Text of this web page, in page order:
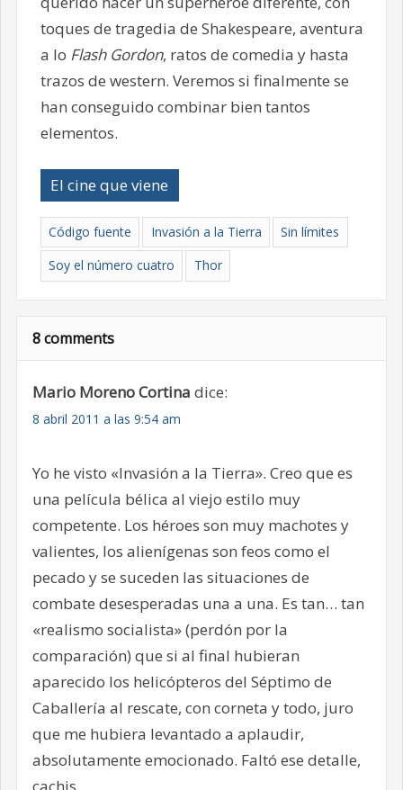
toques de tragedia de Shakespeare, aventura
a lo Flash Gordon, ratos de comedia y hasta
trazos de western. Veremos si finalmente se
han conseguido combinar bien tantos
elementos.
El cine que viene
Código fuente Invasión a la Tierra
Sin límites
Soy el número cuatro
Thor
8 comments
Mario Moreno Cortina dice:
8 abril 2011 a las 9:54 am
Yo he visto «Invasión a la Tierra». Creo que es
una película bélica al viejo estilo muy
competente. Los héroes son muy machotes y
valientes, los alienígenas son feos como el
pecado y se suceden las situaciones de
combate desesperadas una a una. Es tan… tan
«realismo socialista» (perdón por la
comparación) que si al final hubieran
aparecido los helicópteros del Séptimo de
Caballería al rescate, con corneta y todo, juro
que me hubiera levantado a aplaudir,
absolutamente emocionado. Faltó ese detalle,
cachis.